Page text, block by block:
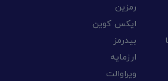
رمزین
ایکس کوین
بیدرمز
ارزمایه
ویراوالت